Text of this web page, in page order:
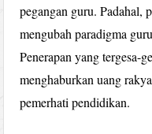
pegangan guru. Padahal,
mengubah paradigma
Penerapan yang tergesa-
menghaburkan uang
pemerhati pendidikan.